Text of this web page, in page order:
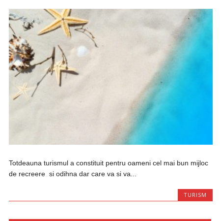
Totdeauna turismul a constituit pentru oameni cel mai bun mijloc
de recreere si odihna dar care va si va...
TURISM